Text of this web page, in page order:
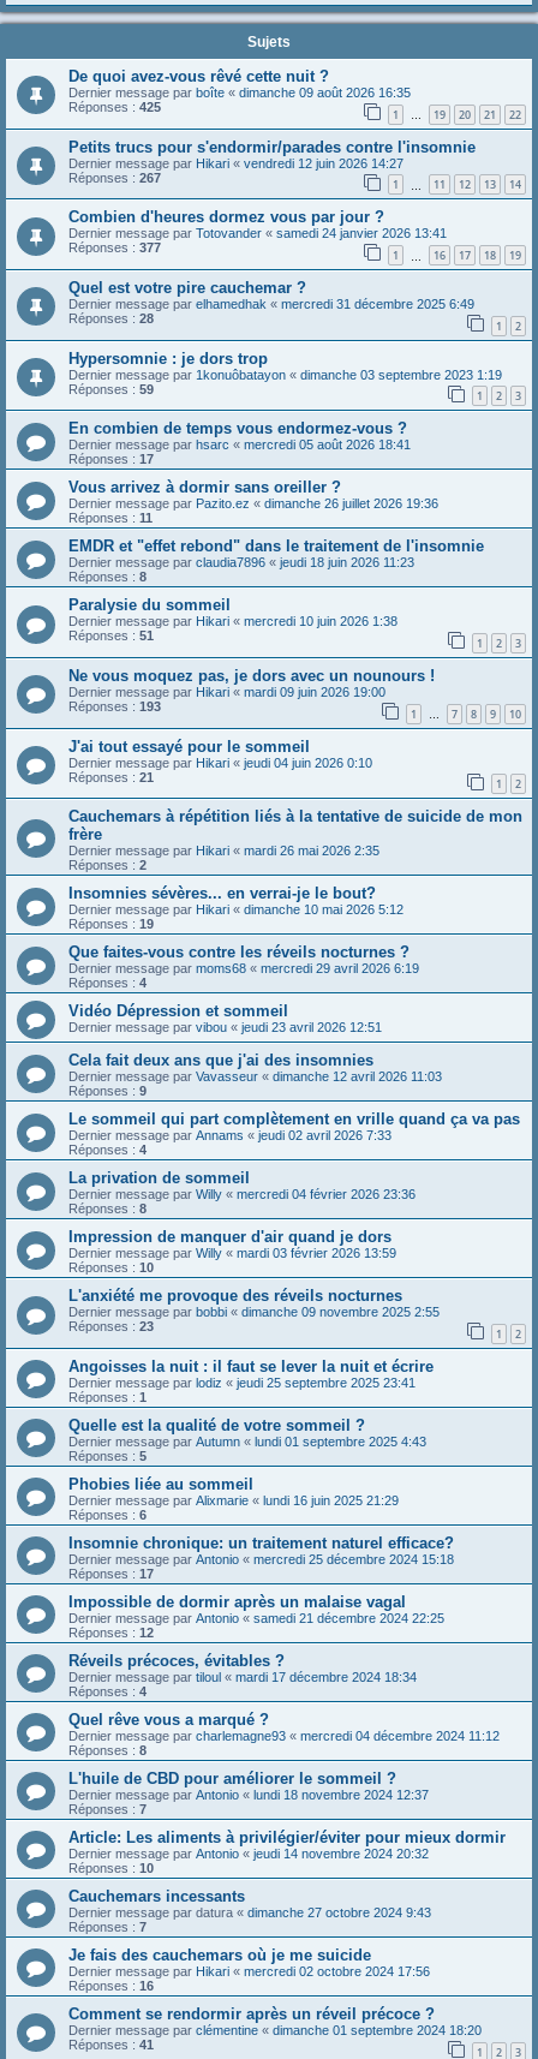
Sujets
De quoi avez-vous rêvé cette nuit ?
Dernier message par boîte « dimanche 09 août 2026 16:35
Réponses : 425 1 … 19 20 21 22
Petits trucs pour s'endormir/parades contre l'insomnie
Dernier message par Hikari « vendredi 12 juin 2026 14:27
Réponses : 267 1 11 12 13 14
Combien d'heures dormez vous par jour ?
Dernier message par Totovander « samedi 24 janvier 2026 13:41
Réponses : 377 1 16 17 18 19
Quel est votre pire cauchemar ?
Dernier message par elhamedhak « mercredi 31 décembre 2025 6:49
Réponses : 28 1 2
Hypersomnie : je dors trop
Dernier message par 1konuôbatayon « dimanche 03 septembre 2023 1:19
Réponses : 59 1 2 3
En combien de temps vous endormez-vous ?
Dernier message par hsarc « mercredi 05 août 2026 18:41
Réponses : 17
Vous arrivez à dormir sans oreiller ?
Dernier message par Pazito.ez « dimanche 26 juillet 2026 19:36
Réponses : 11
EMDR et "effet rebond" dans le traitement de l'insomnie
Dernier message par claudia7896 « jeudi 18 juin 2026 11:23
Réponses : 8
Paralysie du sommeil
Dernier message par Hikari « mercredi 10 juin 2026 1:38
Réponses : 51 1 2 3
Ne vous moquez pas, je dors avec un nounours !
Dernier message par Hikari « mardi 09 juin 2026 19:00
Réponses : 193 1 … 7 8 9 10
J'ai tout essayé pour le sommeil
Dernier message par Hikari « jeudi 04 juin 2026 0:10
Réponses : 21 1 2
Cauchemars à répétition liés à la tentative de suicide de mon
frère
Dernier message par Hikari « mardi 26 mai 2026 2:35
Réponses : 2
Insomnies sévères... en verrai-je le bout?
Dernier message par Hikari « dimanche 10 mai 2026 5:12
Réponses : 19
Que faites-vous contre les réveils nocturnes ?
Dernier message par moms68 « mercredi 29 avril 2026 6:19
Réponses : 4
Vidéo Dépression et sommeil
Dernier message par vibou « jeudi 23 avril 2026 12:51
Cela fait deux ans que j'ai des insomnies
Dernier message par Vavasseur « dimanche 12 avril 2026 11:03
Réponses : 9
Le sommeil qui part complètement en vrille quand ça va pas
Dernier message par Annams « jeudi 02 avril 2026 7:33
Réponses : 4
La privation de sommeil
Dernier message par Willy « mercredi 04 février 2026 23:36
Réponses : 8
Impression de manquer d'air quand je dors
Dernier message par Willy « mardi 03 février 2026 13:59
Réponses : 10
L'anxiété me provoque des réveils nocturnes
Dernier message par bobbi « dimanche 09 novembre 2025 2:55
Réponses : 23 1 2
Angoisses la nuit : il faut se lever la nuit et écrire
Dernier message par lodiz « jeudi 25 septembre 2025 23:41
Réponses : 1
Quelle est la qualité de votre sommeil ?
Dernier message par Autumn « lundi 01 septembre 2025 4:43
Réponses : 5
Phobies liée au sommeil
Dernier message par Alixmarie « lundi 16 juin 2025 21:29
Réponses : 6
Insomnie chronique: un traitement naturel efficace?
Dernier message par Antonio « mercredi 25 décembre 2024 15:18
Réponses : 17
Impossible de dormir après un malaise vagal
Dernier message par Antonio « samedi 21 décembre 2024 22:25
Réponses : 12
Réveils précoces, évitables ?
Dernier message par tiloul « mardi 17 décembre 2024 18:34
Réponses : 4
Quel rêve vous a marqué ?
Dernier message par charlemagne93 « mercredi 04 décembre 2024 11:12
Réponses : 8
L'huile de CBD pour améliorer le sommeil ?
Dernier message par Antonio « lundi 18 novembre 2024 12:37
Réponses : 7
Article: Les aliments à privilégier/éviter pour mieux dormir
Dernier message par Antonio « jeudi 14 novembre 2024 20:32
Réponses : 10
Cauchemars incessants
Dernier message par datura « dimanche 27 octobre 2024 9:43
Réponses : 7
Je fais des cauchemars où je me suicide
Dernier message par Hikari « mercredi 02 octobre 2024 17:56
Réponses : 16
Comment se rendormir après un réveil précoce ?
Dernier message par clémentine « dimanche 01 septembre 2024 18:20
Réponses : 41 1 2 3